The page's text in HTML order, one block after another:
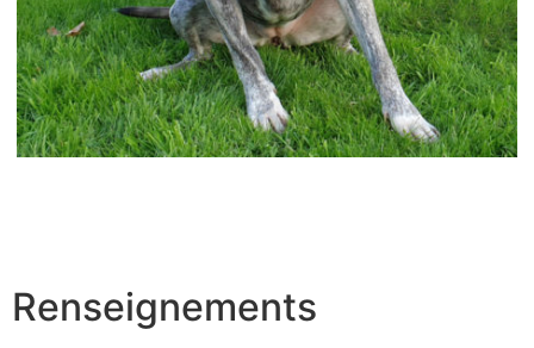
Renseignements